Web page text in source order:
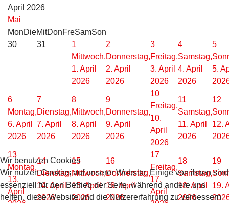
April 2026
Mai
MonDieMitDonFreSamSon
30
31
1
Mittwoch,
1. April
2026
2
Donnerstag,
2. April
2026
3
Freitag,
3. April
2026
4
Samstag,
4. April
2026
5
5.
6
Montag,
6. April
2026
7
Dienstag,
7. April
2026
8
Mittwoch,
8. April
2026
9
Donnerstag,
9. April
2026
10
Freitag,
10.
April
2026
11
Samstag,
11. April
2026
12
12.
13
Montag,
13.
April
14
Dienstag,
14. April
2026
15
Mittwoch,
15. April
2026
16
Donnerstag,
16. April
2026
17
Freitag,
17.
April
18
Samstag,
18. April
2026
19
19.
Wir benutzen Cookies
Wir nutzen Cookies auf unserer Website. Einige von ihnen sind
essenziell für den Betrieb der Seite, während andere uns
helfen, diese Website und die Nutzererfahrung zu verbessern